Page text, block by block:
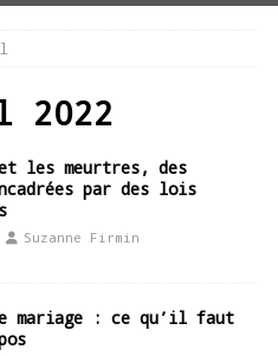
2022
les meurtres, des
par des lois
Suzanne Firmin
mariage : ce qu’il faut